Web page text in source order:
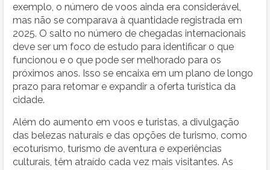
exemplo, o número de voos ainda era considerável,
mas não se comparava à quantidade registrada em
2025. O salto no número de chegadas internacionais
deve ser um foco de estudo para identificar o que
funcionou e o que pode ser melhorado para os
próximos anos. Isso se encaixa em um plano de longo
prazo para retomar e expandir a oferta turística da
cidade.
Além do aumento em voos e turistas, a divulgação
das belezas naturais e das opções de turismo, como
ecoturismo, turismo de aventura e experiências
culturais, têm atraído cada vez mais visitantes. As